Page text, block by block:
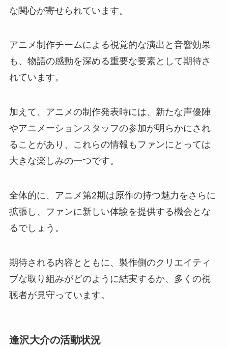
な関心が寄せられています。
アニメ制作チームによる視覚的な演出と音響効果
も、物語の感動を深める重要な要素として期待さ
れています。
加えて、アニメの制作発表時には、新たな声優陣
やアニメーションスタッフの参加が明らかにされ
ることがあり、これらの情報もファンにとっては
大きな楽しみの一つです。
全体的に、アニメ第2期は原作の持つ魅力をさらに
拡張し、ファンに新しい体験を提供する機会とな
るでしょう。
期待される内容とともに、製作側のクリエイティ
ブな取り組みがどのように結実するか、多くの視
聴者が見守っています。
逢沢大介の活動状況